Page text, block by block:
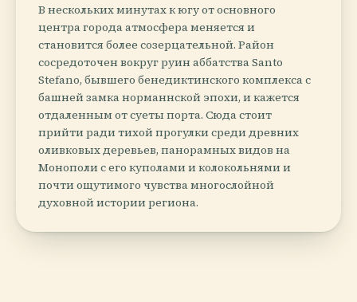
В нескольких минутах к югу от основного
центра города атмосфера меняется и
становится более созерцательной. Район
сосредоточен вокруг руин аббатства Santo
Stefano, бывшего бенедиктинского комплекса с
башней замка норманнской эпохи, и кажется
отдаленным от суеты порта. Сюда стоит
прийти ради тихой прогулки среди древних
оливковых деревьев, панорамных видов на
Монополи с его куполами и колокольнями и
почти ощутимого чувства многослойной
духовной истории региона.